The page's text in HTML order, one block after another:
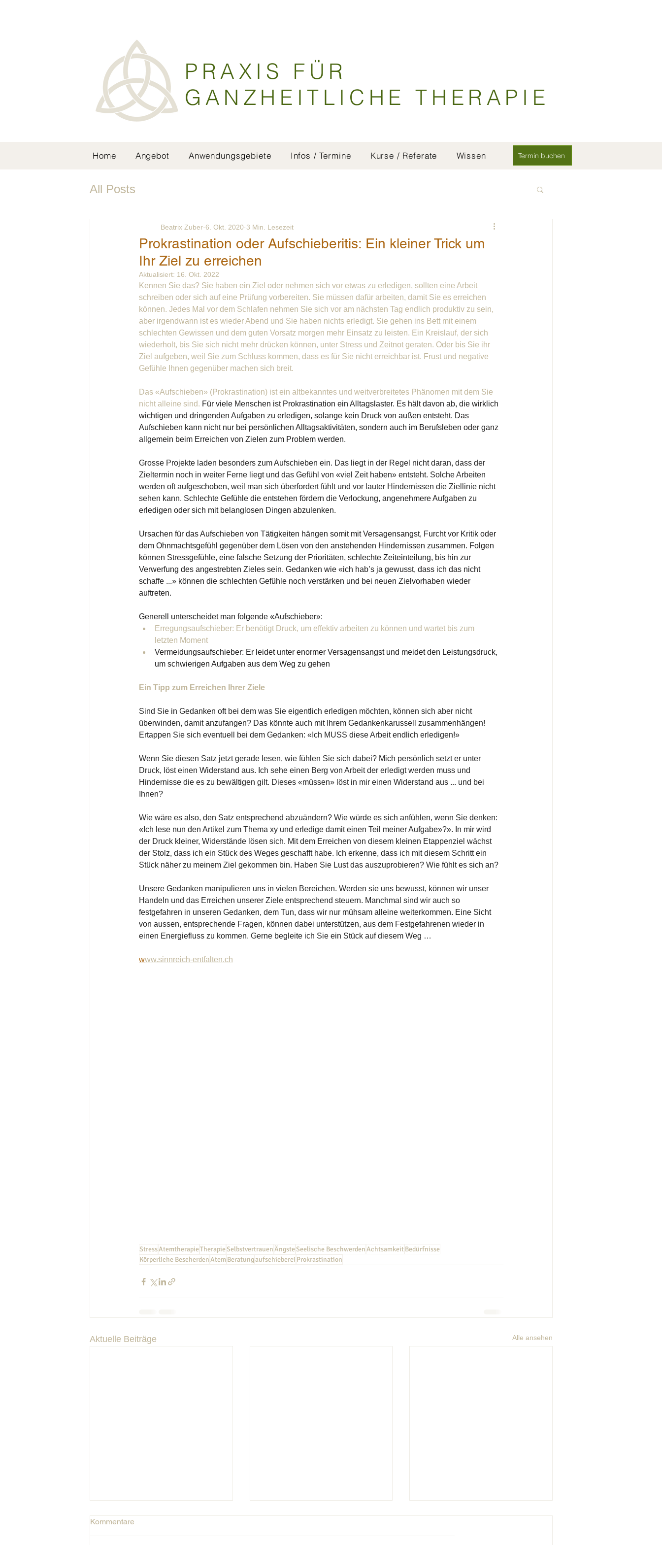
PRAXIS FÜR
GANZHEITLICHE THERAPIE
Home Angebot Anwendungsgebiete Infos / Termine Kurse / Referate Wissen Termin buchen
All Posts
Prokrastination oder Aufschieberitis: Ein kleiner Trick um
Ihr Ziel zu erreichen
Beatrix Zuber 6. Okt. 2020 3 Min. Lesezeit
Aktualisiert: 16. Okt. 2022
Kennen Sie das? Sie haben ein Ziel oder nehmen sich vor etwas zu erledigen, sollten eine Arbeit
schreiben oder sich auf eine Prüfung vorbereiten. Sie müssen dafür arbeiten, damit Sie es erreichen
können. Jedes Mal vor dem Schlafen nehmen Sie sich vor am nächsten Tag endlich produktiv zu sein,
aber irgendwann ist es wieder Abend und Sie haben nichts erledigt. Sie gehen ins Bett mit einem
schlechten Gewissen und dem guten Vorsatz morgen mehr Einsatz zu leisten. Ein Kreislauf, der sich
wiederholt, bis Sie sich nicht mehr drücken können, unter Stress und Zeitnot geraten. Oder bis Sie ihr
Ziel aufgeben, weil Sie zum Schluss kommen, dass es für Sie nicht erreichbar ist. Frust und negative
Gefühle Ihnen gegenüber machen sich breit.
Das «Aufschieben» (Prokrastination) ist ein altbekanntes und weitverbreitetes Phänomen mit dem Sie
nicht alleine sind. Für viele Menschen ist Prokrastination ein Alltagslaster. Es hält davon ab, die wirklich
wichtigen und dringenden Aufgaben zu erledigen, solange kein Druck von außen entsteht. Das
Aufschieben kann nicht nur bei persönlichen Alltagsaktivitäten, sondern auch im Berufsleben oder ganz
allgemein beim Erreichen von Zielen zum Problem werden.
Grosse Projekte laden besonders zum Aufschieben ein. Das liegt in der Regel nicht daran, dass der
Zieltermin noch in weiter Ferne liegt und das Gefühl von «viel Zeit haben» entsteht. Solche Arbeiten
werden oft aufgeschoben, weil man sich überfordert fühlt und vor lauter Hindernissen die Ziellinie nicht
sehen kann. Schlechte Gefühle die entstehen fördern die Verlockung, angenehmere Aufgaben zu
erledigen oder sich mit belanglosen Dingen abzulenken.
Ursachen für das Aufschieben von Tätigkeiten hängen somit mit Versagensangst, Furcht vor Kritik oder
dem Ohnmachtsgefühl gegenüber dem Lösen von den anstehenden Hindernissen zusammen. Folgen
können Stressgefühle, eine falsche Setzung der Prioritäten, schlechte Zeiteinteilung, bis hin zur
Verwerfung des angestrebten Zieles sein. Gedanken wie «ich hab’s ja gewusst, dass ich das nicht
schaffe ...» können die schlechten Gefühle noch verstärken und bei neuen Zielvorhaben wieder
auftreten.
Generell unterscheidet man folgende «Aufschieber»:
Erregungsaufschieber: Er benötigt Druck, um effektiv arbeiten zu können und wartet bis zum
letzten Moment
Vermeidungsaufschieber: Er leidet unter enormer Versagensangst und meidet den Leistungsdruck,
um schwierigen Aufgaben aus dem Weg zu gehen
Ein Tipp zum Erreichen Ihrer Ziele
Sind Sie in Gedanken oft bei dem was Sie eigentlich erledigen möchten, können sich aber nicht
überwinden, damit anzufangen? Das könnte auch mit Ihrem Gedankenkarussell zusammenhängen!
Ertappen Sie sich eventuell bei dem Gedanken: «Ich MUSS diese Arbeit endlich erledigen!»
Wenn Sie diesen Satz jetzt gerade lesen, wie fühlen Sie sich dabei? Mich persönlich setzt er unter
Druck, löst einen Widerstand aus. Ich sehe einen Berg von Arbeit der erledigt werden muss und
Hindernisse die es zu bewältigen gilt. Dieses «müssen» löst in mir einen Widerstand aus ... und bei
Ihnen?
Wie wäre es also, den Satz entsprechend abzuändern? Wie würde es sich anfühlen, wenn Sie denken:
«Ich lese nun den Artikel zum Thema xy und erledige damit einen Teil meiner Aufgabe»?». In mir wird
der Druck kleiner, Widerstände lösen sich. Mit dem Erreichen von diesem kleinen Etappenziel wächst
der Stolz, dass ich ein Stück des Weges geschafft habe. Ich erkenne, dass ich mit diesem Schritt ein
Stück näher zu meinem Ziel gekommen bin. Haben Sie Lust das auszuprobieren? Wie fühlt es sich an?
Unsere Gedanken manipulieren uns in vielen Bereichen. Werden sie uns bewusst, können wir unser
Handeln und das Erreichen unserer Ziele entsprechend steuern. Manchmal sind wir auch so
festgefahren in unseren Gedanken, dem Tun, dass wir nur mühsam alleine weiterkommen. Eine Sicht
von aussen, entsprechende Fragen, können dabei unterstützen, aus dem Festgefahrenen wieder in
einen Energiefluss zu kommen. Gerne begleite ich Sie ein Stück auf diesem Weg …
www.sinnreich-entfalten.ch
StressAtemtherapieTherapieSelbstvertrauenÄngsteSeelische BeschwerdenAchtsamkeitBedürfnisse
Körperliche BescherdenAtem Beratungaufschieberei Prokrastination
Aktuelle Beiträge Alle ansehen
Wenn Atmen nicht einfach
„leichter wird“ – und warum
Kommentare